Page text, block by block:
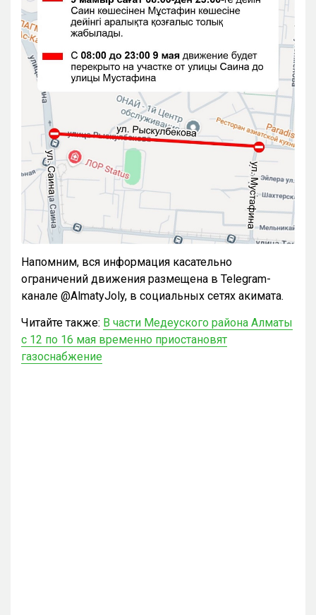
Напомним, вся информация касательно
ограничений движения размещена в Telegram-
канале @AlmatyJoly, в социальных сетях акимата.
Читайте также: В части Медеуского района Алматы
с 12 по 16 мая временно приостановят
газоснабжение